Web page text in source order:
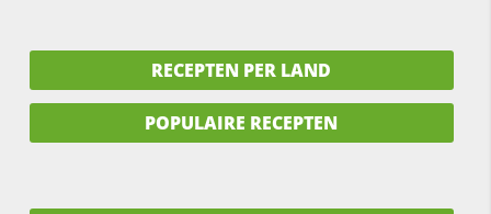
RECEPTEN PER LAND
POPULAIRE RECEPTEN